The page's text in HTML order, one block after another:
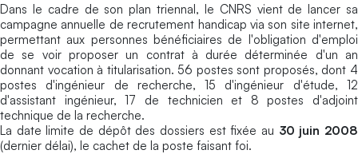
Dans le cadre de son plan triennal, le CNRS vient de lancer sa
campagne annuelle de recrutement handicap via son site internet,
permettant aux personnes bénéficiaires de l'obligation d'emploi
de se voir proposer un contrat à durée déterminée d'un an
donnant vocation à titularisation. 56 postes sont proposés, dont 4
postes d'ingénieur de recherche, 15 d'ingénieur d'étude, 12
d'assistant ingénieur, 17 de technicien et 8 postes d'adjoint
technique de la recherche.
La date limite de dépôt des dossiers est fixée au 30 juin 2008
(dernier délai), le cachet de la poste faisant foi.